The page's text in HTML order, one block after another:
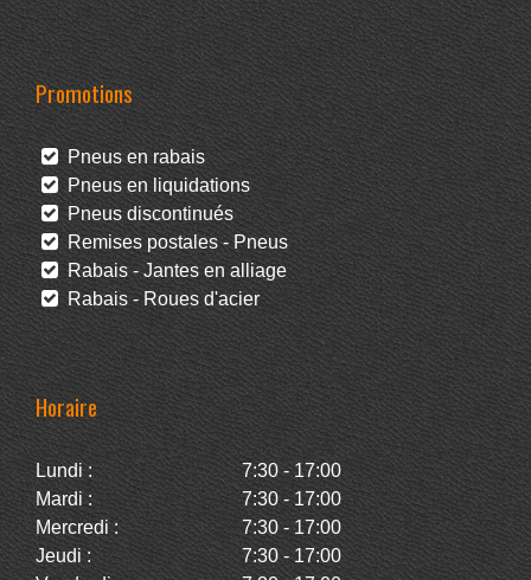
Promotions
Pneus en rabais
Pneus en liquidations
Pneus discontinués
Remises postales - Pneus
Rabais - Jantes en alliage
Rabais - Roues d'acier
Horaire
Lundi :
7:30 - 17:00
Mardi :
7:30 - 17:00
Mercredi :
7:30 - 17:00
Jeudi :
7:30 - 17:00